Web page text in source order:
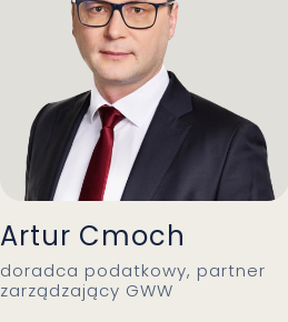
Artur Cmoch
doradca podatkowy, partner
zarządzający GWW